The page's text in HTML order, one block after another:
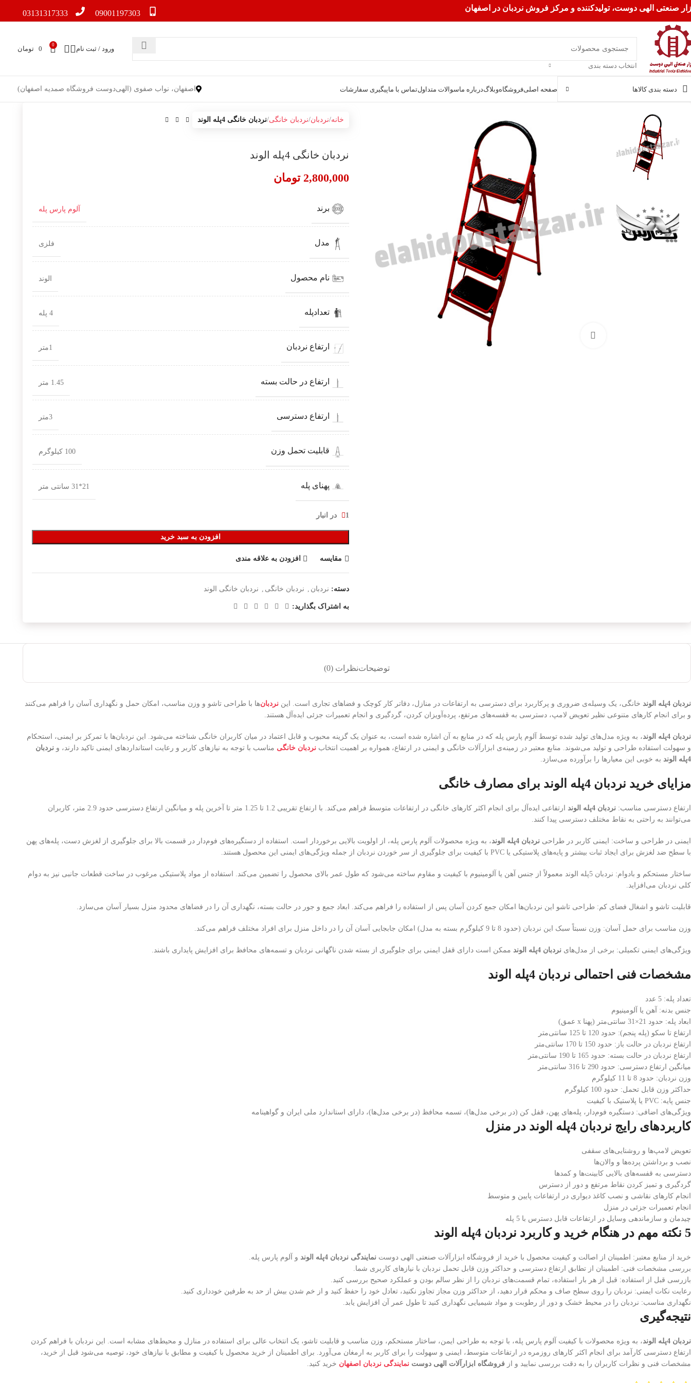
صنعتی الهی دوست، تولیدکننده و مرکز فروش نردبان در اصفهان
09001197303
03131317333
انتخاب دسته بندی
ورود / ثبت نام
0
0 تومان
دسته بندی کالاها صفحه اصلیفروشگاهوبلاگدرباره ماسوالات متداولتماس با ماپیگیری سفارشات اصفهان، نواب صفوی (الهی‌دوست فروشگاه صمدیه اصفهان)
خانه نردبان نردبان خانگی نردبان خانگی 4پله الوند
نردبان خانگی 4پله الوند
2,800,000 تومان
برند آلوم پارس پله
مدل فلزی
نام محصول الوند
تعدادپله 4 پله
ارتفاع نردبان 1متر
ارتفاع در حالت بسته 1.45 متر
ارتفاع دسترسی 3متر
قابلیت تحمل وزن 100 کیلوگرم
پهنای پله 21*31 سانتی متر
1 در انبار
افزودن به سبد خرید
مقایسه افزودن به علاقه مندی
دسته: نردبان , نردبان خانگی , نردبان خانگی الوند
به اشتراک بگذارید:
توضیحاتنظرات (0)
نردبان 4پله الوند خانگی، یک وسیله‌ی ضروری و پرکاربرد برای دسترسی به ارتفاعات در منازل، دفاتر کار کوچک و فضاهای تجاری است. این نردبان‌ها با طراحی تاشو و وزن مناسب، امکان حمل و نگهداری آسان را فراهم می‌کنند
و برای انجام کارهای متنوعی نظیر تعویض لامپ، دسترسی به قفسه‌های مرتفع، پرده‌آویزان کردن، گردگیری و انجام تعمیرات جزئی ایده‌آل هستند.
نردبان 4پله الوند
، به ویژه مدل‌های تولید شده توسط آلوم پارس پله که در منابع به آن اشاره شده است، به عنوان یک گزینه محبوب و قابل اعتماد در میان کاربران خانگی شناخته می‌شود. این نردبان‌ها با تمرکز بر ایمنی، استحکام
و سهولت استفاده طراحی و تولید می‌شوند. منابع معتبر در زمینه‌ی ابزارآلات خانگی و ایمنی در ارتفاع، همواره بر اهمیت انتخاب نردبان خانگی مناسب با توجه به نیازهای کاربر و رعایت استانداردهای ایمنی تاکید دارند، و نردبان
4پله الوند
به خوبی این معیارها را برآورده می‌سازد.
مزایای خرید نردبان 4پله الوند برای مصارف خانگی
ارتفاع دسترسی مناسب: نردبان 4پله الوند
ارتفاعی ایده‌آل برای انجام اکثر کارهای خانگی در ارتفاعات متوسط فراهم می‌کند. با ارتفاع تقریبی 1.2 تا 1.25 متر تا آخرین پله و میانگین ارتفاع دسترسی حدود 2.9 متر، کاربران
می‌توانند به راحتی به نقاط مختلف دسترسی پیدا کنند.
ایمنی در طراحی و ساخت: ایمنی کاربر در طراحی نردبان 4پله الوند
، به ویژه محصولات آلوم پارس پله، از اولویت بالایی برخوردار است. استفاده از دستگیره‌های فوم‌دار در قسمت بالا برای جلوگیری از لغزش دست، پله‌های پهن
با سطح ضد لغزش برای ایجاد ثبات بیشتر و پایه‌های پلاستیکی یا PVC با کیفیت برای جلوگیری از سر خوردن نردبان از جمله ویژگی‌های ایمنی این محصول هستند.
ساختار مستحکم و بادوام: نردبان 5پله الوند معمولاً از جنس آهن یا آلومینیوم با کیفیت و مقاوم ساخته می‌شود که طول عمر بالای محصول را تضمین می‌کند. استفاده از مواد پلاستیکی مرغوب در ساخت قطعات جانبی نیز به دوام
کلی نردبان می‌افزاید.
قابلیت تاشو و اشغال فضای کم: طراحی تاشو این نردبان‌ها امکان جمع کردن آسان پس از استفاده را فراهم می‌کند. ابعاد جمع و جور در حالت بسته، نگهداری آن را در فضاهای محدود منزل بسیار آسان می‌سازد.
وزن مناسب برای حمل آسان: وزن نسبتاً سبک این نردبان (حدود 8 تا 9 کیلوگرم بسته به مدل) امکان جابجایی آسان آن را در داخل منزل برای افراد مختلف فراهم می‌کند.
ویژگی‌های ایمنی تکمیلی: برخی از مدل‌های نردبان 4پله الوند ممکن است دارای قفل ایمنی برای جلوگیری از بسته شدن ناگهانی نردبان و تسمه‌های محافظ برای افزایش پایداری باشند.
مشخصات فنی احتمالی نردبان 4پله الوند
تعداد پله: 5 عدد
جنس بدنه: آهن یا آلومینیوم
ابعاد پله: حدود 21×31 سانتی‌متر (پهنا x عمق)
ارتفاع تا سکو (پله پنجم): حدود 120 تا 125 سانتی‌متر
ارتفاع نردبان در حالت باز: حدود 150 تا 170 سانتی‌متر
ارتفاع نردبان در حالت بسته: حدود 165 تا 190 سانتی‌متر
میانگین ارتفاع دسترسی: حدود 290 تا 316 سانتی‌متر
وزن نردبان: حدود 8 تا 11 کیلوگرم
حداکثر وزن قابل تحمل: حدود 100 کیلوگرم
جنس پایه: PVC یا پلاستیک با کیفیت
ویژگی‌های اضافی: دستگیره فوم‌دار، پله‌های پهن، قفل کن (در برخی مدل‌ها)، تسمه محافظ (در برخی مدل‌ها)، دارای استاندارد ملی ایران و گواهینامه
کاربردهای رایج نردبان 4پله الوند در منزل
تعویض لامپ‌ها و روشنایی‌های سقفی
نصب و برداشتن پرده‌ها و والان‌ها
دسترسی به قفسه‌های بالایی کابینت‌ها و کمدها
گردگیری و تمیز کردن نقاط مرتفع و دور از دسترس
انجام کارهای نقاشی و نصب کاغذ دیواری در ارتفاعات پایین و متوسط
انجام تعمیرات جزئی در منزل
چیدمان و سازماندهی وسایل در ارتفاعات قابل دسترس با 5 پله
5 نکته مهم در هنگام خرید و کاربرد نردبان 4پله الوند
خرید از منابع معتبر: اطمینان از اصالت و کیفیت محصول با خرید از فروشگاه‌ ابزارآلات صنعتی الهی دوست نمایندگی‌ نردبان 4پله الوند
و آلوم پارس پله.
بررسی مشخصات فنی: اطمینان از تطابق ارتفاع دسترسی و حداکثر وزن قابل تحمل نردبان با نیازهای کاربری شما.
بازرسی قبل از استفاده: قبل از هر بار استفاده، تمام قسمت‌های نردبان را از نظر سالم بودن و عملکرد صحیح بررسی کنید.
رعایت نکات ایمنی: نردبان را روی سطح صاف و محکم قرار دهید، از حداکثر وزن مجاز تجاوز نکنید، تعادل خود را حفظ کنید و از خم شدن بیش از حد به طرفین خودداری کنید.
نگهداری مناسب: نردبان را در محیط خشک و دور از رطوبت و مواد شیمیایی نگهداری کنید تا طول عمر آن افزایش یابد.
نتیجه‌گیری
نردبان 4پله الوند
، به ویژه محصولات با کیفیت آلوم پارس پله، با توجه به طراحی ایمن، ساختار مستحکم، وزن مناسب و قابلیت تاشو، یک انتخاب عالی برای استفاده در منازل و محیط‌های مشابه است. این نردبان با فراهم کردن
ارتفاع دسترسی کارآمد برای انجام اکثر کارهای روزمره در ارتفاعات متوسط، ایمنی و سهولت را برای کاربر به ارمغان می‌آورد. برای اطمینان از خرید محصول با کیفیت و مطابق با نیازهای خود، توصیه می‌شود قبل از خرید،
مشخصات فنی و نظرات کاربران را به دقت بررسی نمایید و از فروشگاه‌ ابزارآلات الهی دوست نمایندگی نردبان اصفهان خرید کنید.